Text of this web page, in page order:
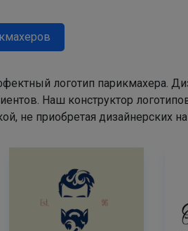
логотип парикмахера.
Наш конструктор
не приобретая дизайнерских